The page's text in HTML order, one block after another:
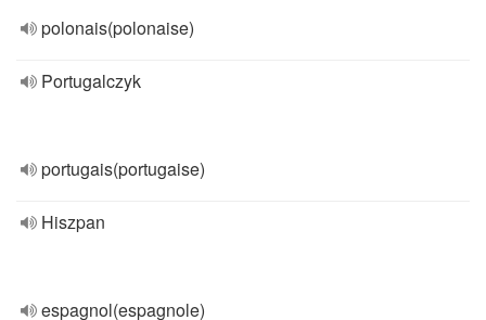
polonais(polonaise)
Portugalczyk
portugais(portugaise)
Hiszpan
espagnol(espagnole)